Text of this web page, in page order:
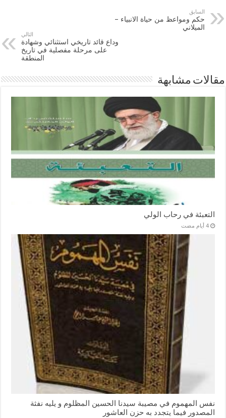
السابق
حكم ومواعظ من حياة الانبياء –
الميلاني
التالي
وداع قائد تاريخي استثنائي وشهادة
على مرحلة مفصلية في تاريخ
المنطقة
مقالات مشابهة
التعبئة في رحاب الولي
‏4 أيام مضت
نفس المهموم في مصيبة سيدنا الحسين المظلوم و يليه نفثة
المصدور فيما يتجدد به حزن العاشور